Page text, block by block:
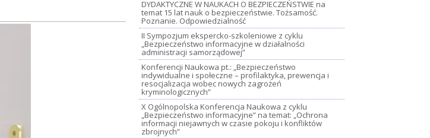
DYDAKTYCZNE W NAUKACH O BEZPIECZEŃSTWIE na
temat 15 lat nauk o bezpieczeństwie. Tożsamość.
Poznanie. Odpowiedzialność
II Sympozjum ekspercko-szkoleniowe z cyklu
„Bezpieczeństwo informacyjne w działalności
administracji samorządowej”
Konferencji Naukowa pt.: „Bezpieczeństwo
indywidualne i społeczne – profilaktyka, prewencja i
resocjalizacja wobec nowych zagrożeń
kryminologicznych”
X Ogólnopolska Konferencja Naukowa z cyklu
„Bezpieczeństwo informacyjne” na temat: „Ochrona
informacji niejawnych w czasie pokoju i konfliktów
zbrojnych”